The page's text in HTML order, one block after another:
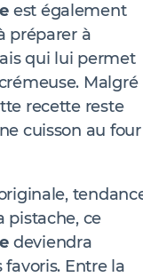
est également
préparer à
qui lui permet
Malgré
recette reste
cuisson au four
pistache, ce
deviendra
Entre la